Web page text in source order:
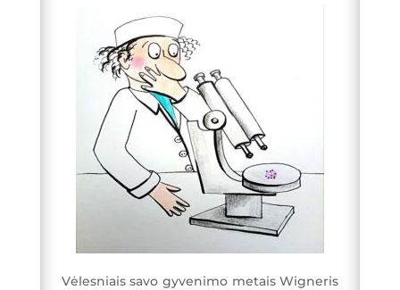
Vėlesniais savo gyvenimo metais Wigneris